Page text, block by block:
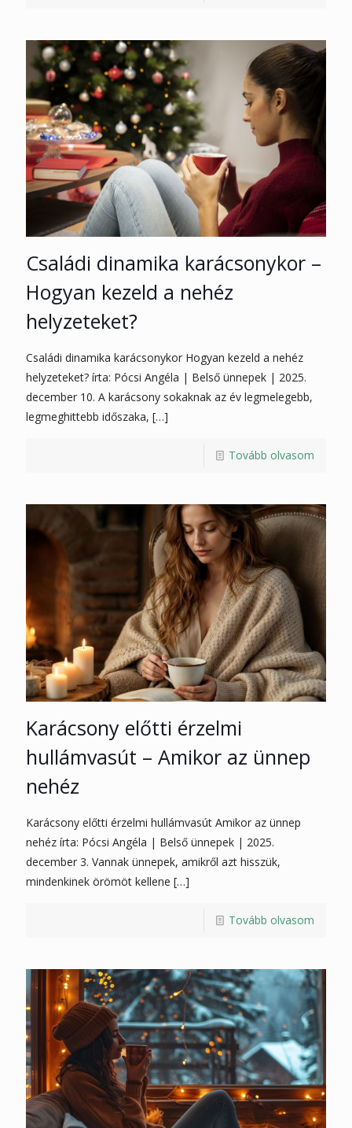
Családi dinamika karácsonykor –
Hogyan kezeld a nehéz
helyzeteket?
Családi dinamika karácsonykor Hogyan kezeld a nehéz
helyzeteket? írta: Pócsi Angéla | Belső ünnepek | 2025.
december 10. A karácsony sokaknak az év legmelegebb,
legmeghittebb időszaka, […]
Tovább olvasom
Karácsony előtti érzelmi
hullámvasút – Amikor az ünnep
nehéz
Karácsony előtti érzelmi hullámvasút Amikor az ünnep
nehéz írta: Pócsi Angéla | Belső ünnepek | 2025.
december 3. Vannak ünnepek, amikről azt hisszük,
mindenkinek örömöt kellene […]
Tovább olvasom